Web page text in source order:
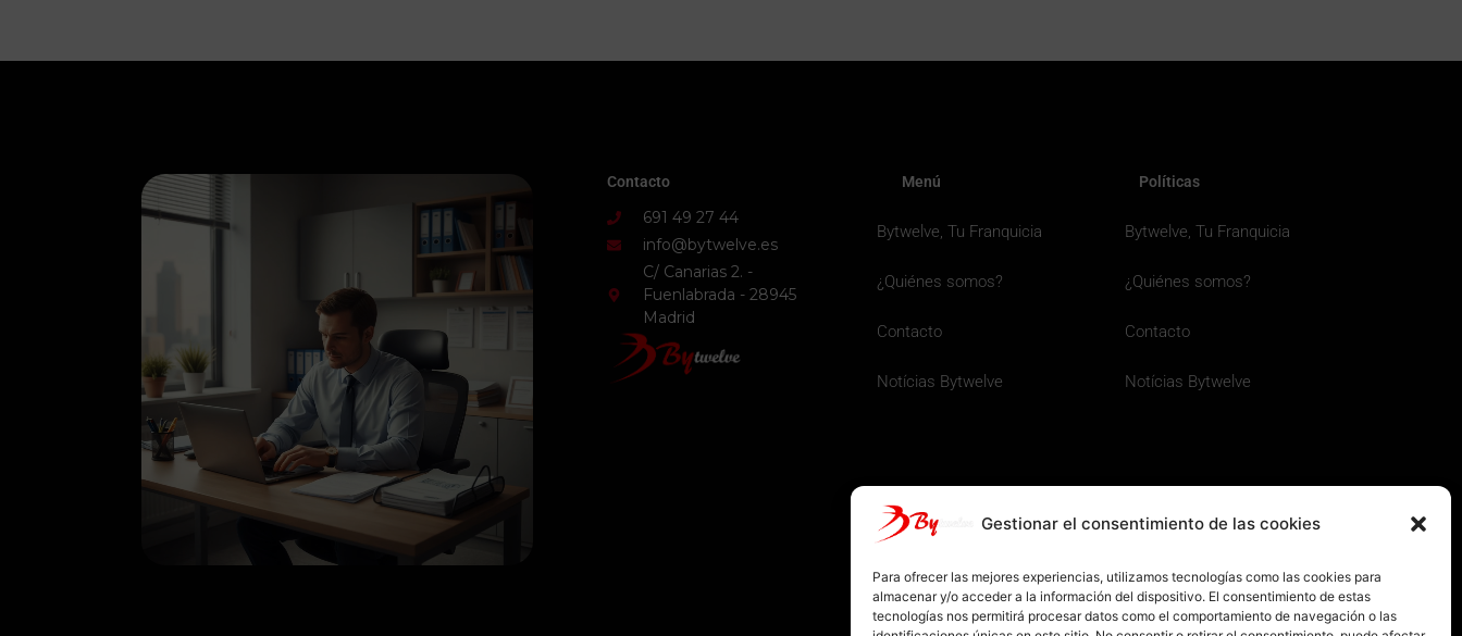
Gestionar el consentimiento de las cookies
Para ofrecer las mejores experiencias, utilizamos tecnologías como las cookies para
almacenar y/o acceder a la información del dispositivo. El consentimiento de estas
tecnologías nos permitirá procesar datos como el comportamiento de navegación o las
Contacto
691 49 27 44
info@bytwelve.es
C/ Canarias 2. -
Fuenlabrada - 28945
Madrid
Menú
Bytwelve, Tu Franquicia
¿Quiénes somos?
Contacto
Notícias Bytwelve
Políticas
Bytwelve, Tu Franquicia
¿Quiénes somos?
Contacto
Notícias Bytwelve